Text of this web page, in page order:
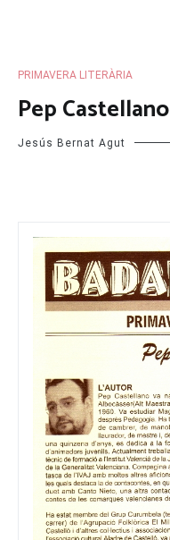
PRIMAVERA LITERÀRIA
Pep Castellano
Jesús Bernat Agut